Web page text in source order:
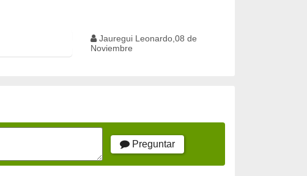
Jauregui Leonardo,08 de
Noviembre
Preguntar